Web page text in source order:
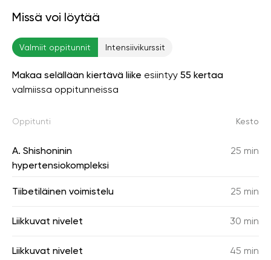
Missä voi löytää
Valmiit oppitunnit Intensiivikurssit
Makaa selällään kiertävä liike esiintyy 55 kertaa
valmiissa oppitunneissa
Oppitunti Kesto
A. Shishoninin
hypertensiokompleksi
25 min
Tiibetiläinen voimistelu 25 min
Liikkuvat nivelet 30 min
Liikkuvat nivelet 45 min